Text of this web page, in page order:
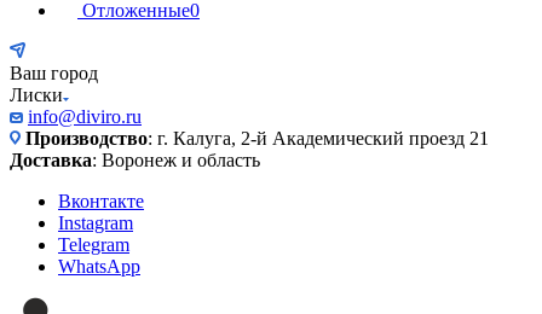
Отложенные0
Ваш город
Лиски
info@diviro.ru
Производство: г. Калуга, 2-й Академический проезд 21
Доставка: Воронеж и область
Вконтакте
Instagram
Telegram
WhatsApp